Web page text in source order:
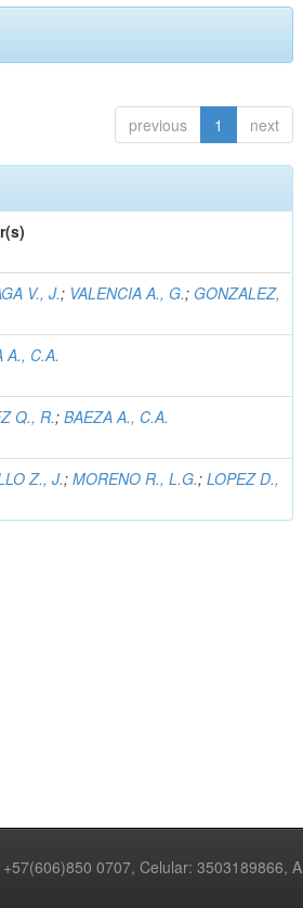
previous 1 next
V., J.; VALENCIA A., G.; GONZALEZ,
A., C.A.
Q., R.;BAEZA A., C.A.
Z., J.;MORENO R., L.G.;LOPEZ D.,
0707, Celular: 3503189866,